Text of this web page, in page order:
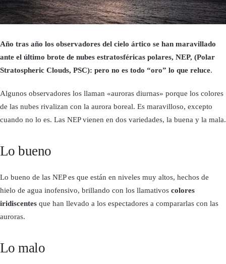
Año tras año los observadores del cielo ártico se han maravillado
ante el último brote de nubes estratosféricas polares, NEP, (Polar
Stratospheric Clouds, PSC): pero no es todo “oro” lo que reluce.
Algunos observadores los llaman «auroras diurnas» porque los colores
de las nubes rivalizan con la aurora boreal. Es maravilloso, excepto
cuando no lo es. Las NEP vienen en dos variedades, la buena y la mala.
Lo bueno
Lo bueno de las NEP es que están en niveles muy altos, hechos de
hielo de agua inofensivo, brillando con los llamativos colores
iridiscentes que han llevado a los espectadores a compararlas con las
auroras.
Lo malo